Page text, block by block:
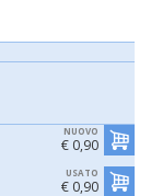
NUOVO
€ 0,90
USATO
€ 0,90